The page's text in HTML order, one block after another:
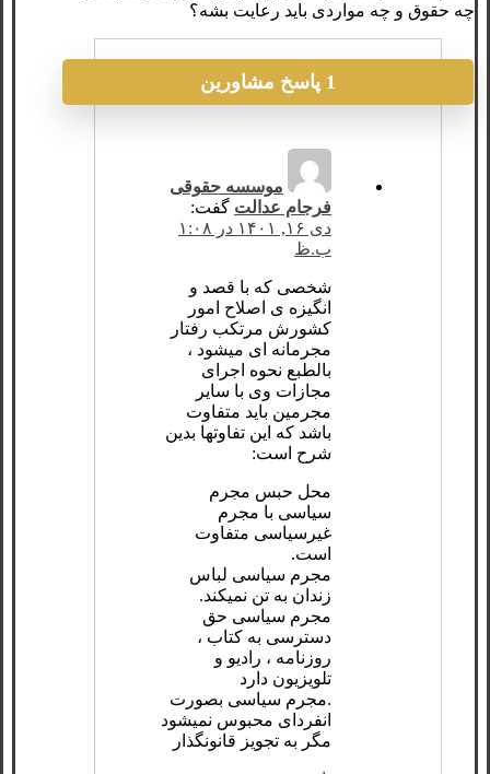
چه حقوق و چه مواردی باید رعایت بشه؟
1 پاسخ مشاورین
موسسه حقوقی
فرجام عدالت گفت:
دی ۱۶, ۱۴۰۱ در ۱:۰۸
ب.ظ
شخصی که با قصد و
انگیزه ی اصلاح امور
کشورش مرتکب رفتار
مجرمانه ای میشود ،
بالطبع نحوه اجرای
مجازات‌ وی با سایر
مجرمین باید متفاوت
باشد که این تفاوتها بدین
شرح است:
محل حبس مجرم
سیاسی با مجرم
غیرسیاسی متفاوت
است.
مجرم سیاسی لباس
زندان به تن نمیکند.
مجرم سیاسی حق
دسترسی به کتاب ،
روزنامه ، رادیو و
تلویزیون دارد
.مجرم سیاسی بصورت
انفردای محبوس نمیشود
مگر به تجویز قانونگذار